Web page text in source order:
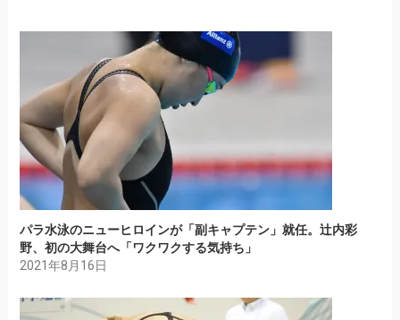
パラ水泳のニューヒロインが「副キャプテン」就任。辻内彩
野、初の大舞台へ「ワクワクする気持ち」
2021年8月16日